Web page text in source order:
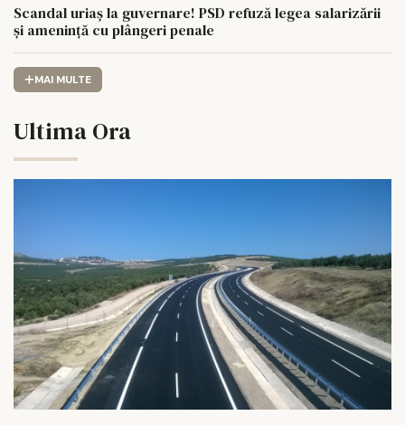
Scandal uriaș la guvernare! PSD refuză legea salarizării
și amenință cu plângeri penale
MAI MULTE
Ultima Ora